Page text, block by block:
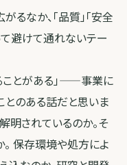
るなか、「品質」「安全
て避けて通れないテー
ことがある」——事業に
とのある話だと思いま
明されているのか。そ
保存環境や処方によ